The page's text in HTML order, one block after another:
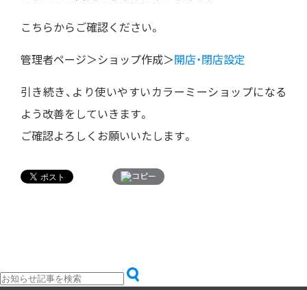
こちらからご確認ください。
管理者ページ＞ショップ作成＞ 開店・閉店設定
引き続き、より使いやすいカラーミーショップになる
よう改善をしていきます。
ご確認よろしくお願いいたします。
コピー